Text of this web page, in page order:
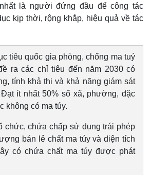
là người đứng đầu để công tác
kịp thời, rộng khắp, hiệu quả về tác
tiêu quốc gia phòng, chống ma tuý
ra các chỉ tiêu đến năm 2030 có
tính khả thi và khả năng giám sát
ít nhất 50% số xã, phường, đặc
không có ma túy.
chức, chứa chấp sử dụng trái phép
bán lẻ chất ma túy và diện tích
có chứa chất ma túy được phát